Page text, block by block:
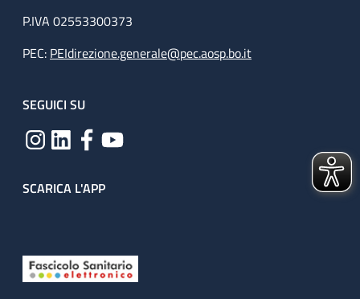
P.IVA 02553300373
PEC: PEIdirezione.generale@pec.aosp.bo.it
SEGUICI SU
SCARICA L'APP